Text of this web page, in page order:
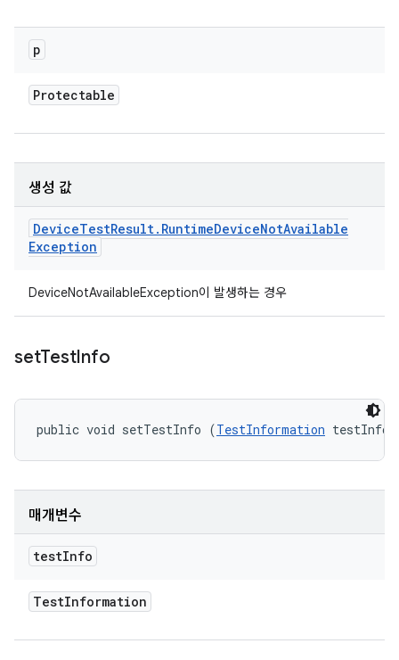
p
Protectable
생성 값
DeviceTestResult. RuntimeDeviceNotAvailable
Exception
DeviceNotAvailableException이 발생하는 경우
setTestInfo
public void setTestInfo (TestInformation testInfo)
매개변수
testInfo
TestInformation